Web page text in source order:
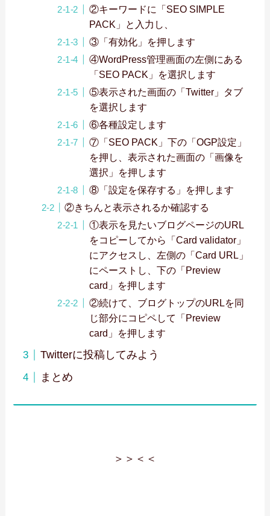
②キーワードに「SEO SIMPLE
PACK」と入力し、
③「有効化」を押します
④WordPress管理画面の左側にある
「SEO PACK」を選択します
⑤表示された画面の「Twitter」タブ
を選択します
⑥各種設定します
⑦「SEO PACK」下の「OGP設定」
を押し、表示された画面の「画像を
選択」を押します
⑧「設定を保存する」を押します
②きちんと表示されるか確認する
①表示を見たいブログページのURL
をコピーしてから「Card validator」
にアクセスし、左側の「Card URL」
にペーストし、下の「Preview
card」を押します
②続けて、ブログトップのURLを同
じ部分にコピペして「Preview
card」を押します
Twitterに投稿してみよう
まとめ
＞＞ ＜＜